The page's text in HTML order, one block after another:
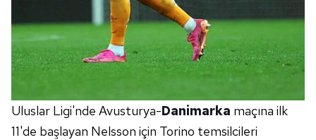
Uluslar Ligi'nde Avusturya-Danimarka maçına ilk
11'de başlayan Nelsson için Torino temsilcileri